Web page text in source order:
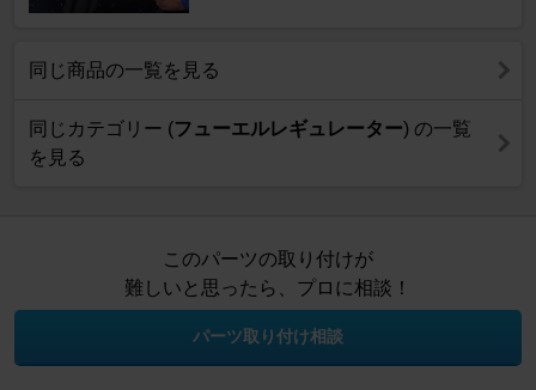
同じ商品の一覧を見る
同じカテゴリー (フューエルレギュレーター) の一覧
を見る
このパーツの取り付けが
難しいと思ったら、プロに相談！
パーツ取り付け相談